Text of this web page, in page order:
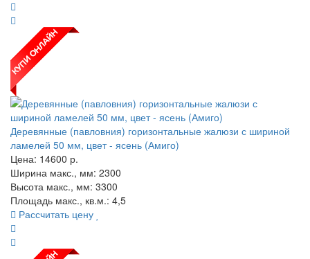
Деревянные (павловния) горизонтальные жалюзи с шириной
ламелей 50 мм, цвет - ясень (Амиго)
Цена: 14600 р.
Ширина макс., мм: 2300
Высота макс., мм: 3300
Площадь макс., кв.м.: 4,5
Рассчитать цену